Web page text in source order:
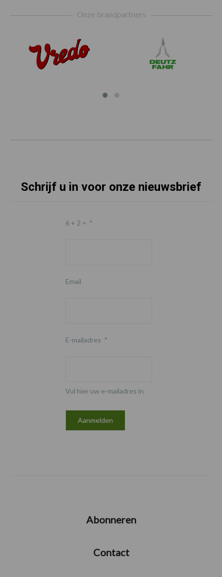
Onze brandpartners
Schrijf u in voor onze nieuwsbrief
6 + 2 = *
Email
E-mailadres *
Vul hier uw e-mailadres in
Abonneren
Contact